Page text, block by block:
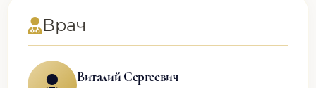
Врач
Виталий Сергеевич